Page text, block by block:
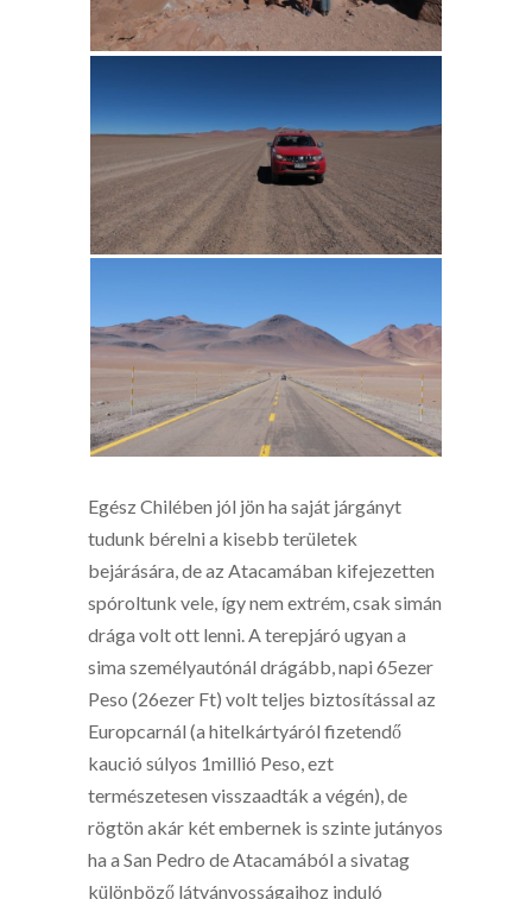
Egész Chilében jól jön ha saját járgányt
tudunk bérelni a kisebb területek
bejárására, de az Atacamában kifejezetten
spóroltunk vele, így nem extrém, csak simán
drága volt ott lenni. A terepjáró ugyan a
sima személyautónál drágább, napi 65ezer
Peso (26ezer Ft) volt teljes biztosítással az
Europcarnál (a hitelkártyáról fizetendő
kaució súlyos 1millió Peso, ezt
természetesen visszaadták a végén), de
rögtön akár két embernek is szinte jutányos
ha a San Pedro de Atacamából a sivatag
különböző látványosságaihoz induló